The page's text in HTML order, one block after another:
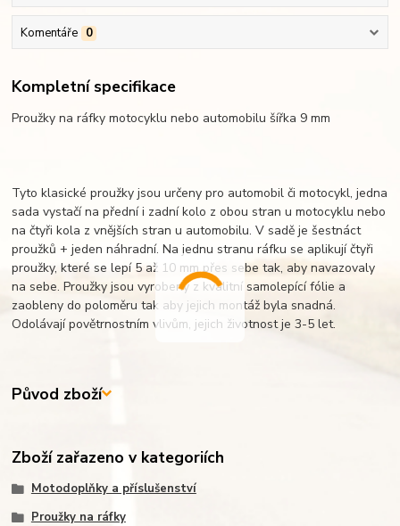
Komentáře 0
Kompletní specifikace
Proužky na ráfky motocyklu nebo automobilu šířka 9 mm
Tyto klasické proužky jsou určeny pro automobil či motocykl, jedna
sada vystačí na přední i zadní kolo z obou stran u motocyklu nebo
na čtyři kola z vnějších stran u automobilu. V sadě je šestnáct
proužků + jeden náhradní. Na jednu stranu ráfku se aplikují čtyři
proužky, které se lepí 5 až 10 mm přes sebe tak, aby navazovaly
na sebe. Proužky jsou vyrobeny z kvalitní samolepící fólie a
zaobleny do poloměru tak aby jejich montáž byla snadná.
Odolávají povětrnostním vlivům, jejich životnost je 3-5 let.
Původ zboží
Zboží zařazeno v kategoriích
Motodoplňky a příslušenství
Proužky na ráfky